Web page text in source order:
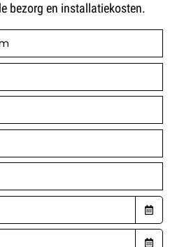
bezorg en installatiekosten.